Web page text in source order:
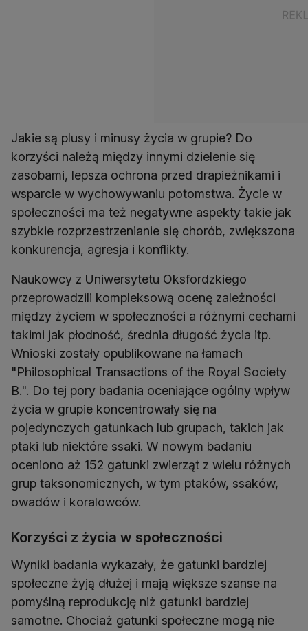
Jakie są plusy i minusy życia w grupie? Do
korzyści należą między innymi dzielenie się
zasobami, lepsza ochrona przed drapieżnikami i
wsparcie w wychowywaniu potomstwa. Życie w
społeczności ma też negatywne aspekty takie jak
szybkie rozprzestrzenianie się chorób, zwiększona
konkurencja, agresja i konflikty.
Naukowcy z Uniwersytetu Oksfordzkiego
przeprowadzili kompleksową ocenę zależności
między życiem w społeczności a różnymi cechami
takimi jak płodność, średnia długość życia itp.
Wnioski zostały opublikowane na łamach
"Philosophical Transactions of the Royal Society
B.". Do tej pory badania oceniające ogólny wpływ
życia w grupie koncentrowały się na
pojedynczych gatunkach lub grupach, takich jak
ptaki lub niektóre ssaki. W nowym badaniu
oceniono aż 152 gatunki zwierząt z wielu różnych
grup taksonomicznych, w tym ptaków, ssaków,
owadów i koralowców.
Korzyści z życia w społeczności
Wyniki badania wykazały, że gatunki bardziej
społeczne żyją dłużej i mają większe szanse na
pomyślną reprodukcję niż gatunki bardziej
samotne. Chociaż gatunki społeczne mogą nie